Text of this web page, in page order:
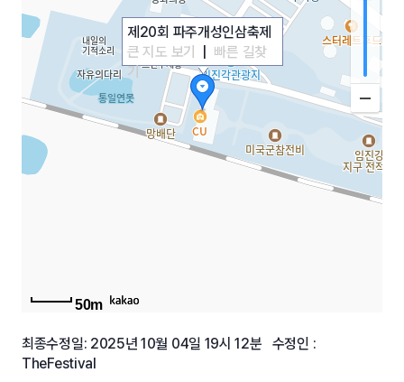
제20회 파주개성인삼축제
큰 지도 보기
빠른 길찾
기
50m
최종수정일: 2025년 10월 04일 19시 12분 수정인 :
TheFestival